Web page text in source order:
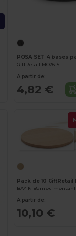
GiftRetail MO2615
A partir de:
4,82 €
Pack de 10 GiftRetail
BAYIN Bambu
A partir de:
10,10 €